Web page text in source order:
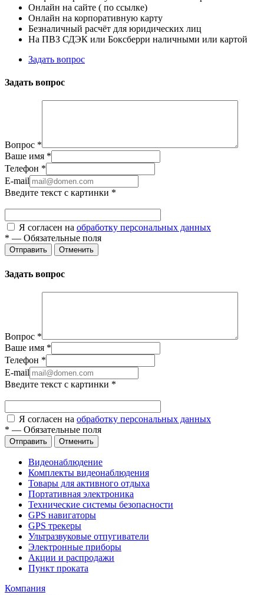
Онлайн на сайте ( по ссылке)
Онлайн на корпоративную карту
Безналичный расчёт для юридических лиц
На ПВЗ СДЭК или Боксберри наличными или картой
Задать вопрос
Задать вопрос
Вопрос *
Ваше имя *
Телефон *
E-mail
Введите текст с картинки *
Я согласен на обработку персональных данных
* — Обязательные поля
Отправить Отменить
Задать вопрос
Вопрос *
Ваше имя *
Телефон *
E-mail
Введите текст с картинки *
Я согласен на обработку персональных данных
* — Обязательные поля
Отправить Отменить
Видеонаблюдение
Комплекты видеонаблюдения
Товары для активного отдыха
Портативная электроника
Технические системы безопасности
GPS навигаторы
GPS трекеры
Ультразвуковые отпугиватели
Электронные приборы
Акции и распродажи
Пункт проката
Компания